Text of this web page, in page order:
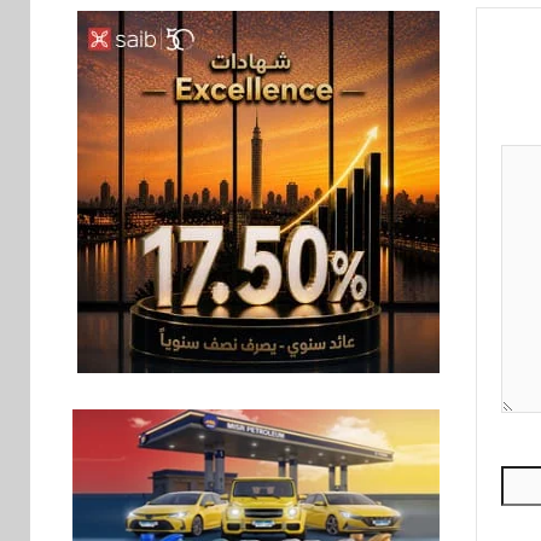
6 بنوك
بنك QNB مصر يعزز
جاهزية المشروعات
الصغيرة والمتوسطة
للنمو والتوسع
7
اخبار
فيكسد مصر و”حلول”
تتشاركان في تطوير
أول منصة للسياحة
الصحية في مصر
والشرق الأوسط
وأفريقيا Tour4Cure
8
هواوي: هاتف nova 15
Max بطارية ضخمة
وتصميم متين جهازًا
مثاليًا للشباب